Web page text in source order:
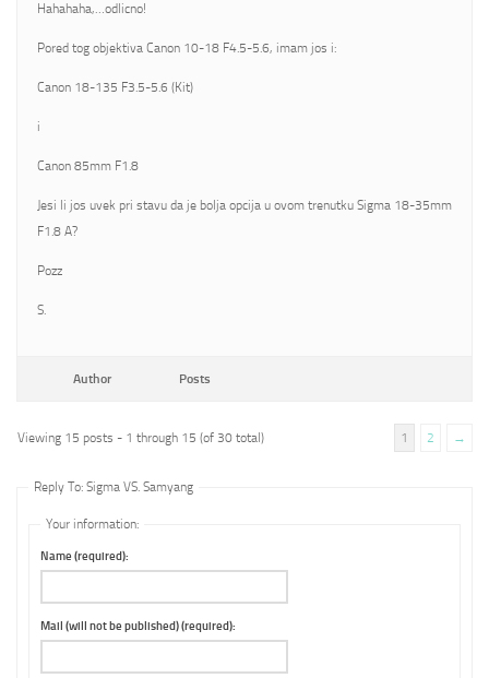
Hahahaha,…odlicno!
Pored tog objektiva Canon 10-18 F4.5-5.6, imam jos i:
Canon 18-135 F3.5-5.6 (Kit)
i
Canon 85mm F1.8
Jesi li jos uvek pri stavu da je bolja opcija u ovom trenutku Sigma 18-35mm
F1.8 A?
Pozz
S.
Author Posts
Viewing 15 posts - 1 through 15 (of 30 total) 1 2 →
Reply To: Sigma VS. Samyang
Your information:
Name (required):
Mail (will not be published) (required):